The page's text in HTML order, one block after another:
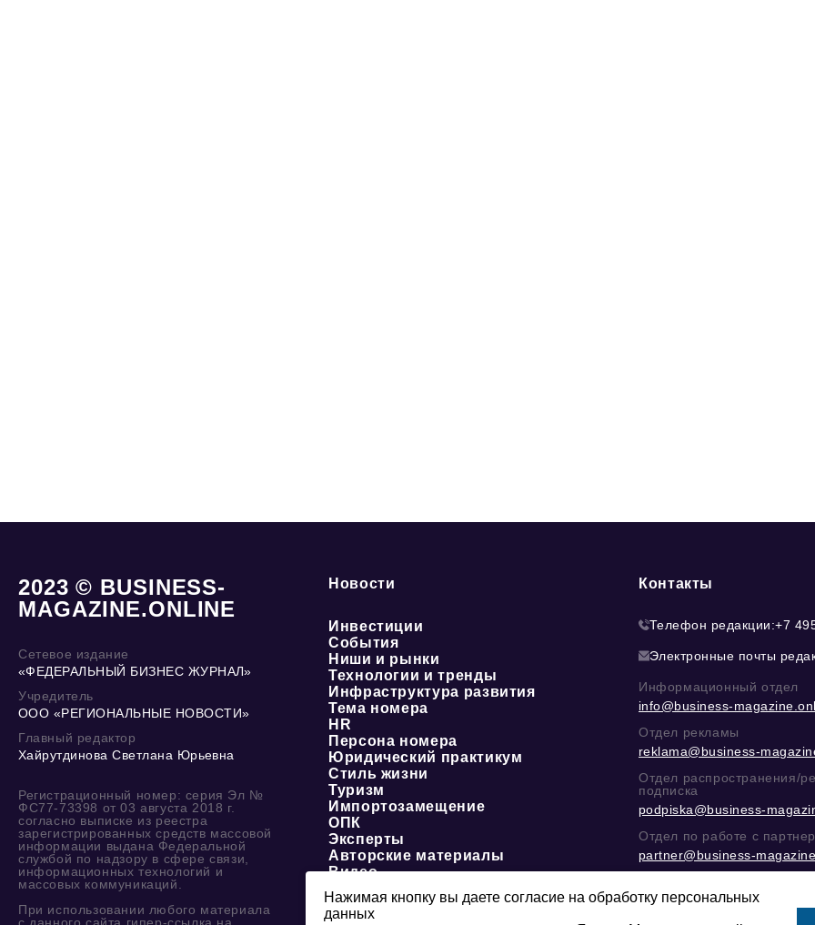
2023 © BUSINESS-
MAGAZINE.ONLINE
Сетевое издание
«ФЕДЕРАЛЬНЫЙ БИЗНЕС ЖУРНАЛ»
Учредитель
ООО «РЕГИОНАЛЬНЫЕ НОВОСТИ»
Главный редактор
Хайрутдинова Светлана Юрьевна
Регистрационный номер: серия Эл №
ФС77-73398 от 03 августа 2018 г.
согласно выписке из реестра
зарегистрированных средств массовой
информации выдана Федеральной
службой по надзору в сфере связи,
информационных технологий и
массовых коммуникаций.
При использовании любого материала
Новости
Инвестиции
События
Ниши и рынки
Технологии и тренды
Инфраструктура развития
Тема номера
HR
Персона номера
Юридический практикум
Стиль жизни
Туризм
Импортозамещение
ОПК
Эксперты
Авторские материалы
Видео
О журнале
Контакты
Телефон редакции:+7
Электронные почты
Информационный отдел
info@business-
Отдел рекламы
reklama@business-
Отдел распространения/
подписка
podpiska@business-
Отдел по работе с
partner@business-
@mazovилиMAX
Нажимая кнопку вы даете согласие на обработку персональных
данных